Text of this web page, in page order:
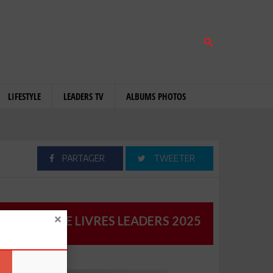
LIFESTYLE LEADERS TV ALBUMS PHOTOS
PARTAGER TWEETER
CATALOGUE LIVRES LEADERS 2025